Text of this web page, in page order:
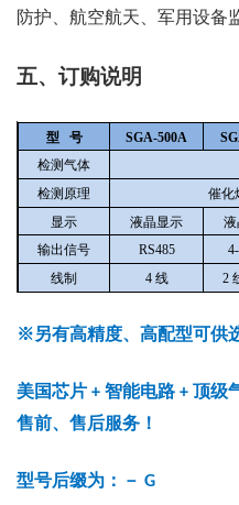
防护、航空航天、军用设备
五、订购说明
型 号 SGA-500A
检测气体
检测原理
催化
显示
液晶显示
输出信号
RS485
线制
4 线 2
※另有高精度、高配型可供
美国芯片 + 智能电路 + 顶级
售前、售后服务！
型号后缀为：－ G